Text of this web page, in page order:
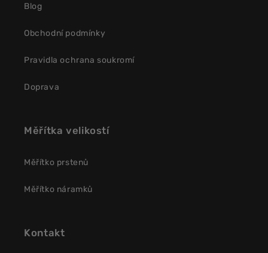
Blog
Obchodní podmínky
Pravidla ochrana soukromí
Doprava
Měřítka velikostí
Měřítko prstenů
Měřítko náramků
Kontakt